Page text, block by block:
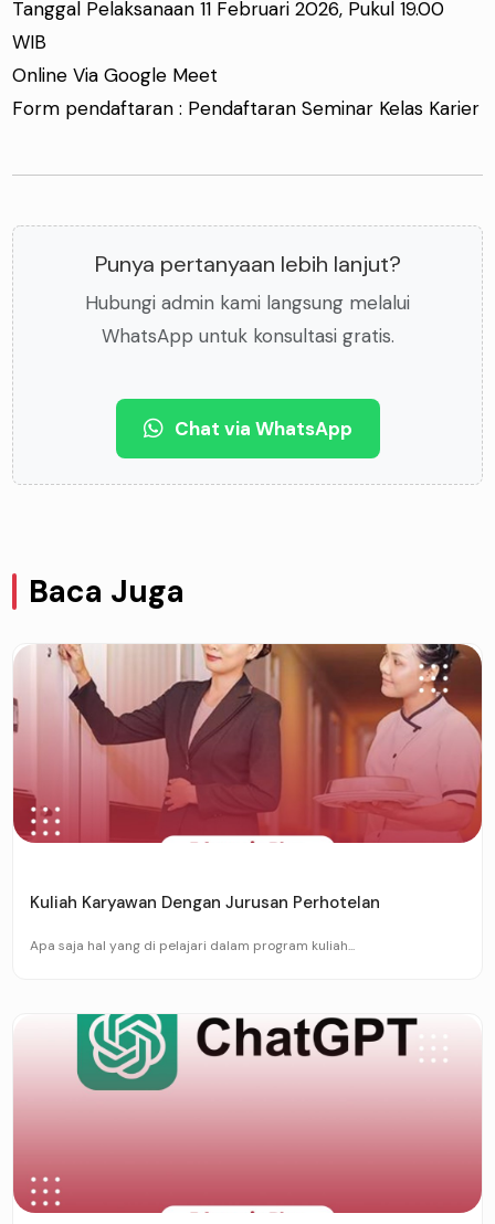
Tanggal Pelaksanaan 11 Februari 2026, Pukul 19.00
WIB
Online Via Google Meet
Form pendaftaran : Pendaftaran Seminar Kelas Karier
Punya pertanyaan lebih lanjut?
Hubungi admin kami langsung melalui
WhatsApp untuk konsultasi gratis.
Chat via WhatsApp
Baca Juga
Kuliah Karyawan Dengan Jurusan Perhotelan
Apa saja hal yang di pelajari dalam program kuliah...